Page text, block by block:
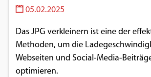
05.02.2025
Das JPG verkleinern ist eine der
Methoden, um die
Webseiten und Social-Media-
optimieren.